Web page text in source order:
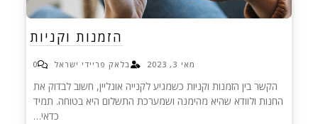
הזמנות וקניות
מאי 3, 2023 בלאק פריידי ישראל 0
הקשר בין הזמנות וקניות כשמגיע לקנייה אונליין, חשוב לבדוק את
החנות ולוודא שהיא מהימנה ושמערכת התשלום היא בטוחה. תמיד
כדאי…